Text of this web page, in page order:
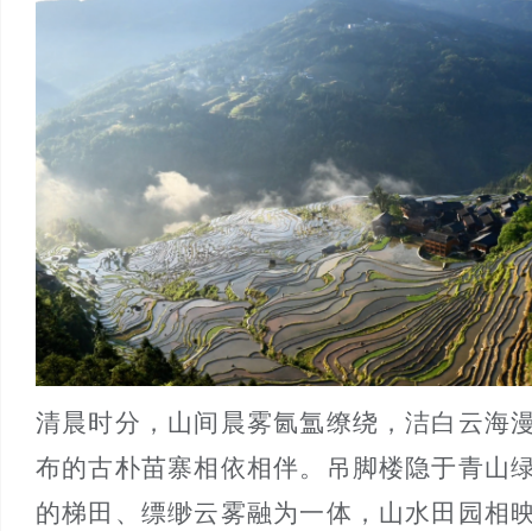
清晨时分，山间晨雾氤氲缭绕，洁白云海
布的古朴苗寨相依相伴。吊脚楼隐于青山
的梯田、缥缈云雾融为一体，山水田园相